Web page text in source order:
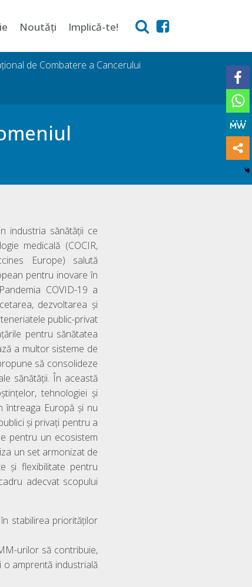
Noutăți Implică-te!
de Combatere a Cancerului
industria sănătății ce
medicală (COCIR,
Europe) salută
pentru inovare în
COVID-19 a
dezvoltarea și
public-privat
pentru sănătatea
a multor sisteme de
să consolideze
sănătății. În această
tehnologiei și
întreaga Europă și nu
și privați pentru a
pentru un ecosistem
un set armonizat de
și flexibilitate pentru
adecvat scopului
stabilirea priorităților
urilor să contribuie,
o amprentă industrială